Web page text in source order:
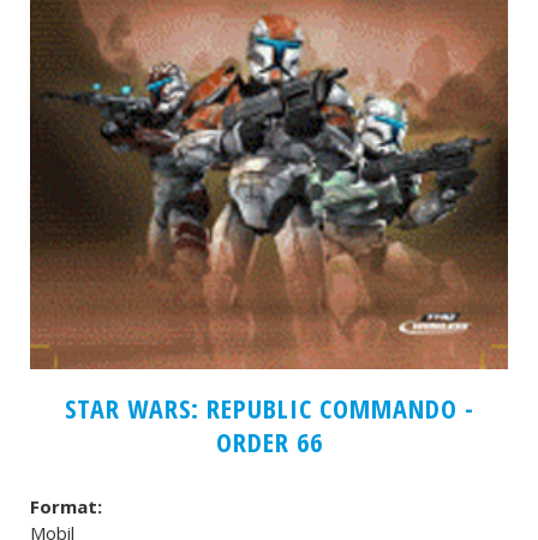
STAR WARS: REPUBLIC COMMANDO -
ORDER 66
Format:
Mobil